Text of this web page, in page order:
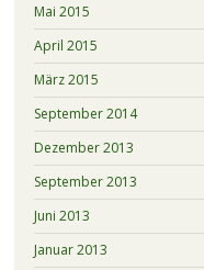
Mai 2015
April 2015
März 2015
September 2014
Dezember 2013
September 2013
Juni 2013
Januar 2013